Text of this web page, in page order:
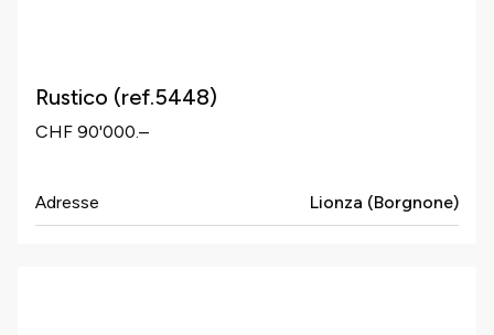
Rustico (ref.5448)
CHF 90'000.–
Adresse Lionza (Borgnone)